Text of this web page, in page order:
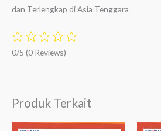
dan Terlengkap di Asia Tenggara
0/5 (0 Reviews)
Produk Terkait